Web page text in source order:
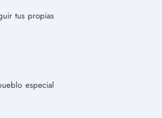
tus propias
especial